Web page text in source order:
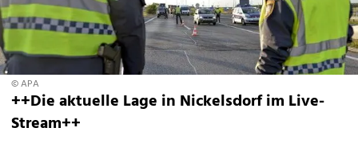
© APA
++Die aktuelle Lage in Nickelsdorf im Live-
Stream++